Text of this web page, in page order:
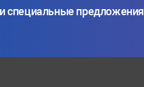
специальные предложения